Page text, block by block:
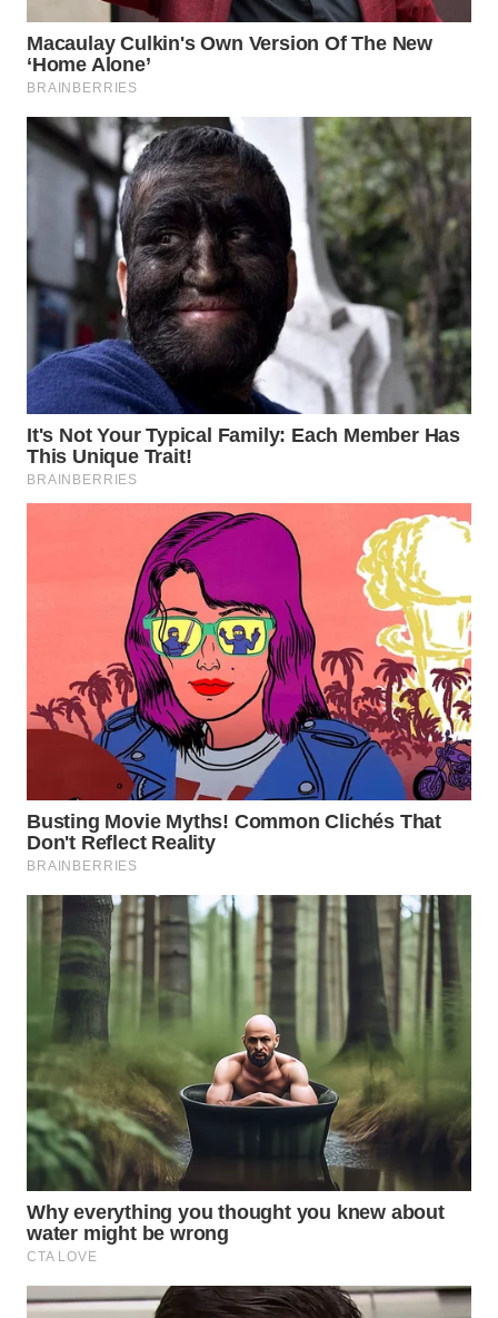
SULTENG
WN
SULBAR
WN
BABEL
WN
SUMBAR
WN
SUMSEL
WN
BENGKULU
WN
NUSANTARA
JOGJA
WN
WN
BALI
KALBAR
WN
KALTENG
WN
KALTARA
KALSEL